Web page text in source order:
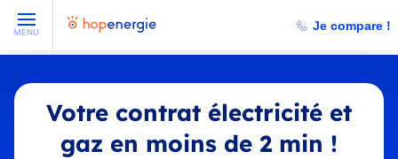
MENU Je compare !
Votre contrat électricité et
gaz en moins de 2 min !